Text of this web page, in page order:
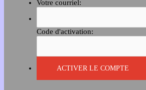
Votre courriel:
Code d'activation: